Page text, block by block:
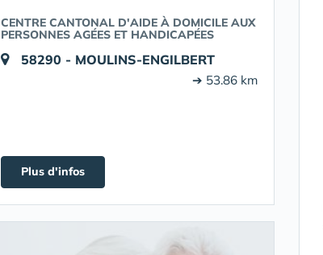
CENTRE CANTONAL D'AIDE À DOMICILE AUX
PERSONNES AGÉES ET HANDICAPÉES
58290 - MOULINS-ENGILBERT
➔ 53.86 km
Plus d'infos